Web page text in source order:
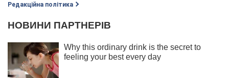
Редакційна політика